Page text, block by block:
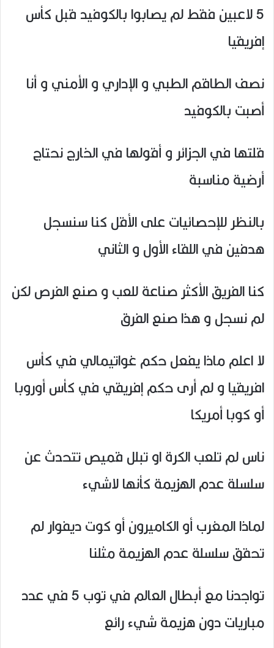
5 لاعبين فقط لم يصابوا بالكوفيد قبل كأس
إفريقيا
نصف الطاقم الطبي و الإداري و الأمني و أنا
أصبت بالكوفيد
قلتها في الجزائر و أقولها في الخارج نحتاج
أرضية مناسبة
بالنظر للإحصائيات على الأقل كنا سنسجل
هدفين في اللقاء الأول و الثاني
كنا الفريق الأكثر صناعة للعب و صنع الفرص لكن
لم نسجل و هذا صنع الفرق
لا اعلم ماذا يفعل حكم غواتيمالي في كأس
افريقيا و لم أرى حكم إفريقي في كأس أوروبا
أو كوبا أمريكا
ناس لم تلعب الكرة او تبلل قميص تتحدث عن
سلسلة عدم الهزيمة كأنها لاشيء
لماذا المغرب أو الكاميرون أو كوت ديفوار لم
تحقق سلسلة عدم الهزيمة مثلنا
تواجدنا مع أبطال العالم في توب 5 في عدد
مباريات دون هزيمة شيء رائع